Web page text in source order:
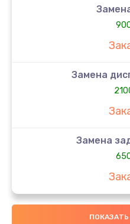
Замена
Замена
Замена
ПОКАЗАТЬ